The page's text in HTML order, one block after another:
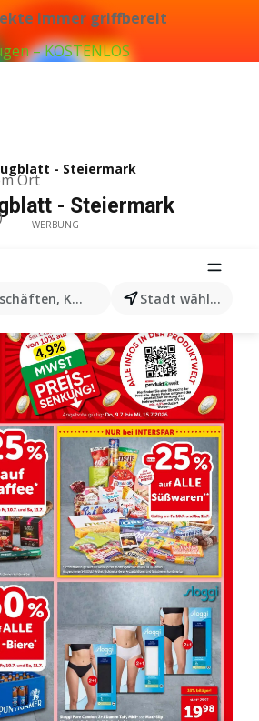
immer griffbereit
– KOSTENLOS
Ort
Kategorien, Produkten...
Stadt wählen
- Steiermark
- Steiermark
WERBUNG